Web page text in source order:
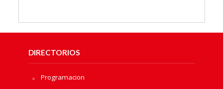
DIRECTORIOS
Programacion